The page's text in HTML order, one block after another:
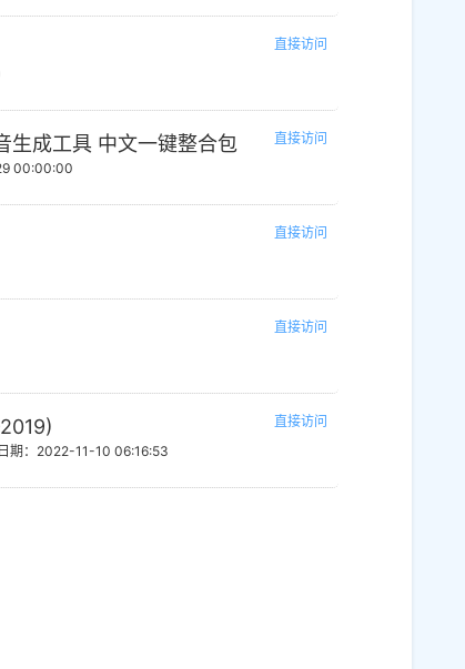
直接访问
生成工具 中文一键整合包
直接访问
00:00:00
直接访问
直接访问
直接访问
日期：2022-11-10 06:16:53